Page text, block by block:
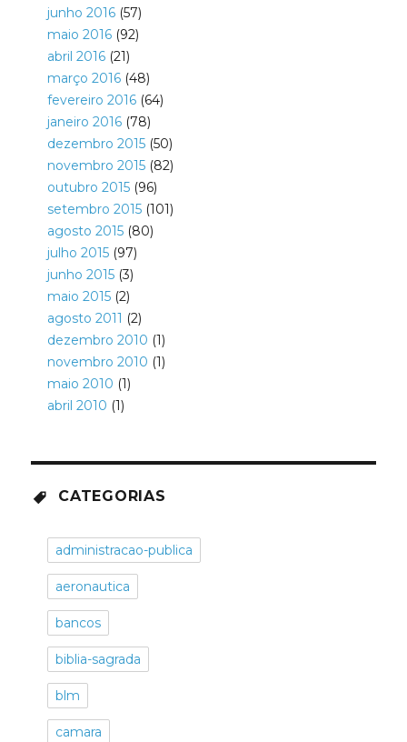
junho 2016(57)
maio 2016(92)
abril 2016(21)
março 2016(48)
fevereiro 2016(64)
janeiro 2016(78)
dezembro 2015(50)
novembro 2015(82)
outubro 2015(96)
setembro 2015(101)
agosto 2015(80)
julho 2015(97)
junho 2015(3)
maio 2015(2)
agosto 2011 (2)
dezembro 2010 (1)
novembro 2010 (1)
maio 2010 (1)
abril 2010 (1)
CATEGORIAS
administracao-publica
aeronautica
bancos
biblia-sagrada
blm
camara